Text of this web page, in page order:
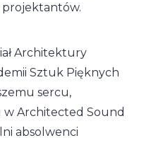
projektantów.
Architektury
Sztuk Pięknych
sercu,
w Architected Sound
absolwenci